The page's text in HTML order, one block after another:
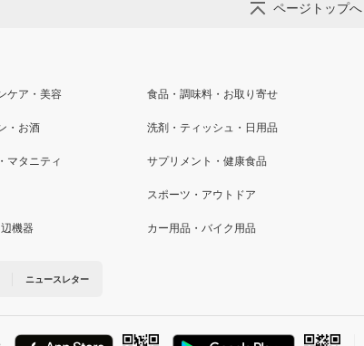
ページトップへ
ケア・美容 食品・調味料・お取り寄せ
・お酒 洗剤・ティッシュ・日用品
マタニティ サプリメント・健康食品
スポーツ・アウトドア
機器 カー用品・バイク用品
ニュースレター